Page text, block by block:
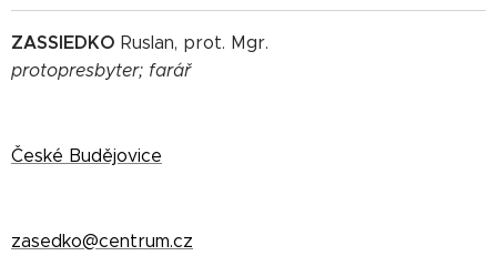
ZASSIEDKO Ruslan, prot. Mgr.
protopresbyter; farář
České Budějovice
zasedko@centrum.cz